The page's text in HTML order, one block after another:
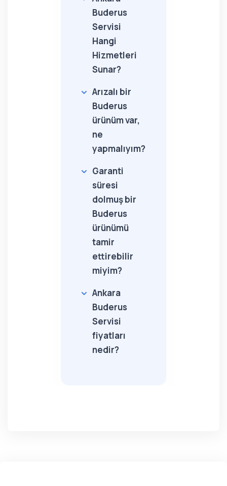
Buderus
Servisi
Hangi
Hizmetleri
Sunar?
Arızalı bir
Buderus
ürünüm var,
ne
yapmalıyım?
Garanti
süresi
dolmuş bir
Buderus
ürünümü
tamir
ettirebilir
miyim?
Ankara
Buderus
Servisi
fiyatları
nedir?